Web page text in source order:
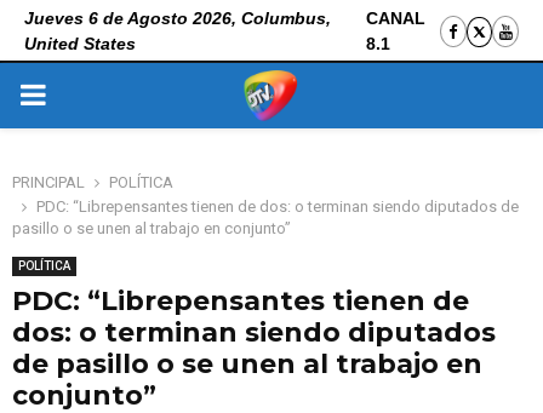
Jueves 6 de Agosto 2026, Columbus,
United States
CANAL
8.1
PRIMARY
PRINCIPAL
POLÍTICA
PDC: “Librepensantes tienen de dos: o terminan siendo diputados de
pasillo o se unen al trabajo en conjunto”
POLÍTICA
PDC: “Librepensantes tienen de
dos: o terminan siendo diputados
de pasillo o se unen al trabajo en
conjunto”